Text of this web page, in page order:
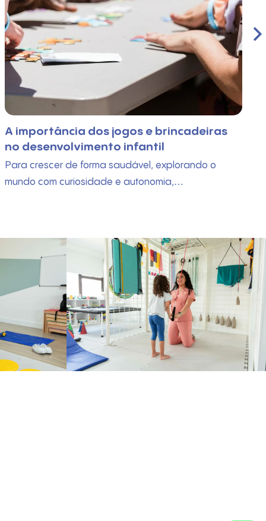
A importância dos jogos e brincadeiras
no desenvolvimento infantil
Para crescer de forma saudável, explorando o
mundo com curiosidade e autonomia,…